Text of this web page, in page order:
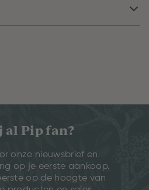
al Pip fan?
onze nieuwsbrief en
op je eerste aankoop.
op de hoogte van